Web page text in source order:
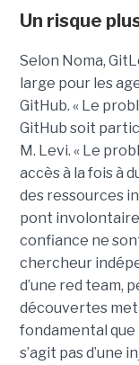
Un risque
Selon Noma,
large pour les
GitHub. « Le
GitHub soit
M. Levi. « Le
accès à la fois à
des ressources
pont
confiance ne
chercheur
d’une red team,
découvertes
fondamental que
s’agit pas d’une